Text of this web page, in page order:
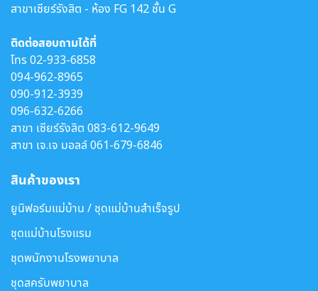
สาขาเซียร์รังสิต - ห้อง FG 142 ชั้น G
ติดต่อสอบถามได้ที่
โทร02-933-6858
094-962-8965
090-912-3939
096-632-6266
สาขา เซียร์รังสิต 083-612-9649
สาขา เจ.เจ มอลล์061-679-6846
สินค้าของเรา
ยูนิฟอร์มแม่บ้าน / ชุดแม่บ้านสำเร็จรูป
ชุดแม่บ้านโรงแรม
ชุดพนักงานโรงพยาบาล
ชุดสครับพยาบาล